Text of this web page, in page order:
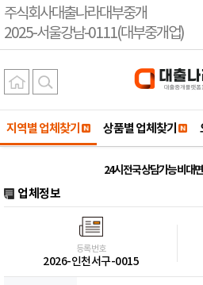
주식회사대출나라대부중개
2025-서울강남-0111(대부중개업)
지역별 업체찾기 상품별 업체찾기
24시 전국 상담가능 비대
업체정보
등록번호
2026-인천서구-0015